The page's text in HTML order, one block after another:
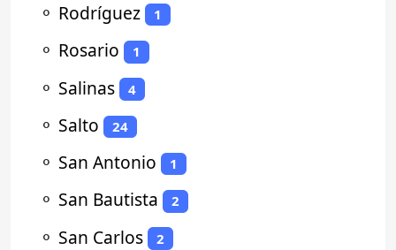
⚬ Rodríguez 1
⚬ Rosario 1
⚬ Salinas 4
⚬ Salto 24
⚬ San Antonio 1
⚬ San Bautista 2
⚬ San Carlos 2